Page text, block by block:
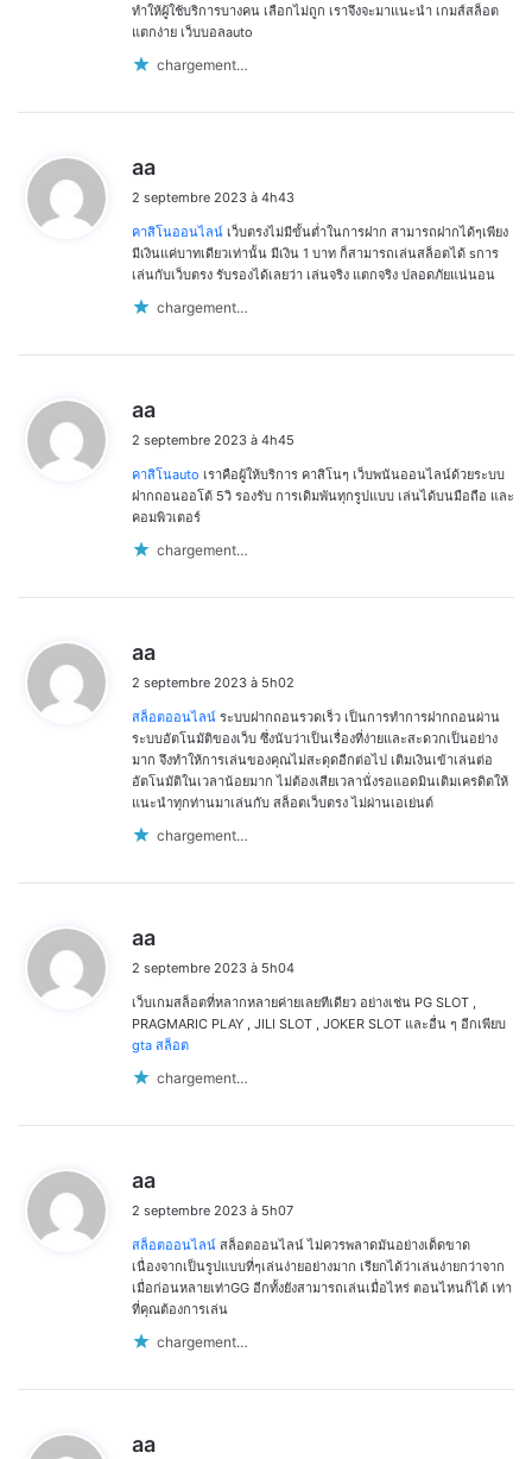
ทำให้ผู้ใช้บริการบางคน เลือกไม่ถูก เราจึงจะมาแนะนำ เกมส์สล็อต
แตกง่าย เว็บบอลauto
chargement…
aa
t
:
2 septembre 2023 à 4h43
คาสิโนออนไลน์ เว็บตรงไม่มีขั้นต่ำในการฝาก สามารถฝากได้ๆเพียง
มีเงินแค่บาทเดียวเท่านั้น มีเงิน 1 บาท ก็สามารถเล่นสล็อตได้ sการ
เล่นกับเว็บตรง รับรองได้เลยว่า เล่นจริง แตกจริง ปลอดภัยแน่นอน
chargement…
aa
t
:
2 septembre 2023 à 4h45
คาสิโนauto เราคือผู้ให้บริการ คาสิโนๆ เว็บพนันออนไลน์ด้วยระบบ
ฝากถอนออโต้ 5วิ รองรับ การเดิมพันทุกรูปแบบ เล่นได้บนมือถือ และ
คอมพิวเตอร์
chargement…
aa
t
:
2 septembre 2023 à 5h02
สล็อตออนไลน์ ระบบฝากถอนรวดเร็ว เป็นการทำการฝากถอนผ่าน
ระบบอัตโนมัติของเว็บ ซึ่งนับว่าเป็นเรื่องที่ง่ายและสะดวกเป็นอย่าง
มาก จึงทำให้การเล่นของคุณไม่สะดุดอีกต่อไป เติมเงินเข้าเล่นต่อ
อัตโนมัติในเวลาน้อยมาก ไม่ต้องเสียเวลานั่งรอแอดมินเติมเครดิตให้
แนะนำทุกท่านมาเล่นกับ สล็อตเว็บตรง ไม่ผ่านเอเย่นต์
chargement…
aa
t
:
2 septembre 2023 à 5h04
เว็บเกมสล็อตที่หลากหลายค่ายเลยทีเดียว อย่างเช่น PG SLOT ,
PRAGMARIC PLAY , JILI SLOT , JOKER SLOT และอื่น ๆ อีกเพียบ
gta สล็อต
chargement…
aa
t
:
2 septembre 2023 à 5h07
สล็อตออนไลน์ สล็อตออนไลน์ ไม่ควรพลาดมันอย่างเด็ดขาด
เนื่องจากเป็นรูปแบบที่ๆเล่นง่ายอย่างมาก เรียกได้ว่าเล่นง่ายกว่าจาก
เมื่อก่อนหลายเท่าGG อีกทั้งยังสามารถเล่นเมื่อไหร่ ตอนไหนก็ได้ เท่า
ที่คุณต้องการเล่น
chargement…
aa